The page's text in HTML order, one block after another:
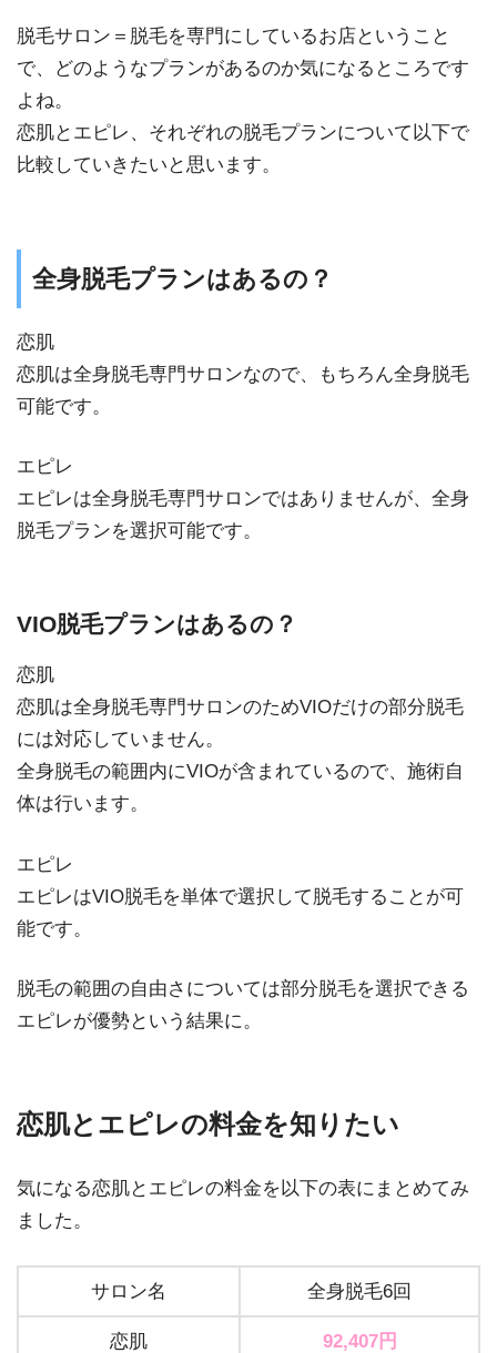
脱毛サロン＝脱毛を専門にしているお店ということ
で、どのようなプランがあるのか気になるところです
よね。
恋肌とエピレ、それぞれの脱毛プランについて以下で
比較していきたいと思います。
全身脱毛プランはあるの？
恋肌
恋肌は全身脱毛専門サロンなので、もちろん全身脱毛
可能です。
エピレ
エピレは全身脱毛専門サロンではありませんが、全身
脱毛プランを選択可能です。
VIO脱毛プランはあるの？
恋肌
恋肌は全身脱毛専門サロンのためVIOだけの部分脱毛
には対応していません。
全身脱毛の範囲内にVIOが含まれているので、施術自
体は行います。
エピレ
エピレはVIO脱毛を単体で選択して脱毛することが可
能です。
脱毛の範囲の自由さについては部分脱毛を選択できる
エピレが優勢という結果に。
恋肌とエピレの料金を知りたい
気になる恋肌とエピレの料金を以下の表にまとめてみ
ました。
サロン名 全身脱毛6回
恋肌 92,407円